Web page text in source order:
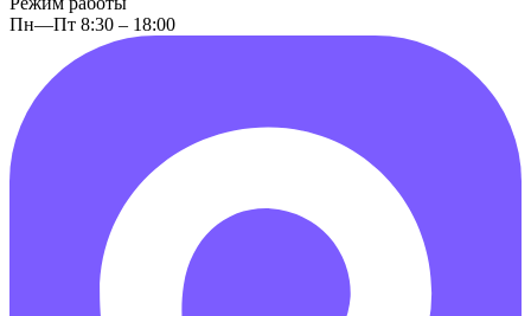
Пн—Пт 8:30 – 18:00